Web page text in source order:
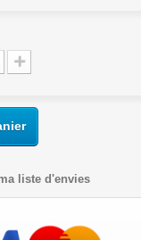
liste d'envies